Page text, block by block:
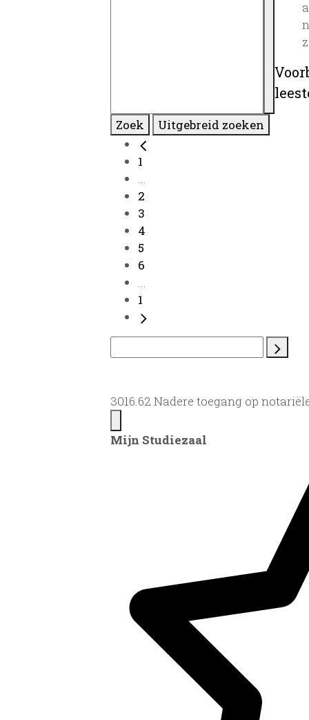
Zoek Uitgebreid zoeken
1
...
2
3
4
5
6
...
1
3016.62 Nadere toegang op
Mijn Studiezaal